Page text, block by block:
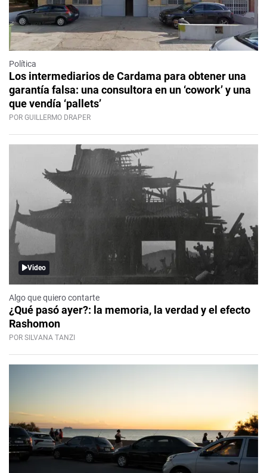
Política
Los intermediarios de Cardama para obtener una
garantía falsa: una consultora en un ‘cowork’ y una
que vendía ‘pallets’
POR GUILLERMO DRAPER
Video
Algo que quiero contarte
¿Qué pasó ayer?: la memoria, la verdad y el efecto
Rashomon
POR SILVANA TANZI